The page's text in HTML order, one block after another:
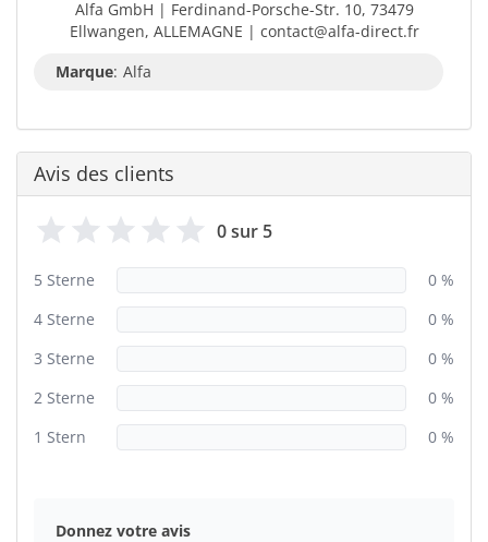
Alfa GmbH | Ferdinand-Porsche-Str. 10, 73479
Ellwangen, ALLEMAGNE | contact@alfa-direct.fr
Marque: Alfa
Avis des clients
0 sur 5
5 Sterne
0 %
4 Sterne
0 %
3 Sterne
0 %
2 Sterne
0 %
1 Stern
0 %
Donnez votre avis